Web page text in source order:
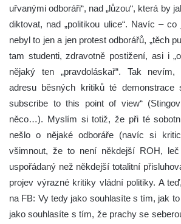
uřvanými odboráři“, nad „lůzou“, která by
diktovat, nad „politikou ulice“. Navíc –
nebyl to jen a jen protest odborářů, „těch
tam studenti, zdravotně postižení, asi i
nějaký ten „pravdoláskař“. Tak
adresu běsných kritiků té demonstrace
subscribe to this point of view“
něco…). Myslím si totiž, že při té
nešlo o nějaké odboráře (navíc si
všimnout, že to není někdejší ROH,
uspořádaný než někdejší totalitní
projev výrazné kritiky vládní politiky. A
na FB: Vy tedy jako souhlasíte s tím, jak
jako souhlasíte s tím, že prachy se